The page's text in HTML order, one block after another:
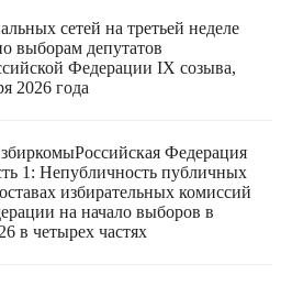
сетей на третьей неделе
выборам депутатов
Федерации IX созыва,
2026 года
Российская Федерация
1: Непубличность публичных
избирательных комиссий
на начало выборов в
в четырех частях